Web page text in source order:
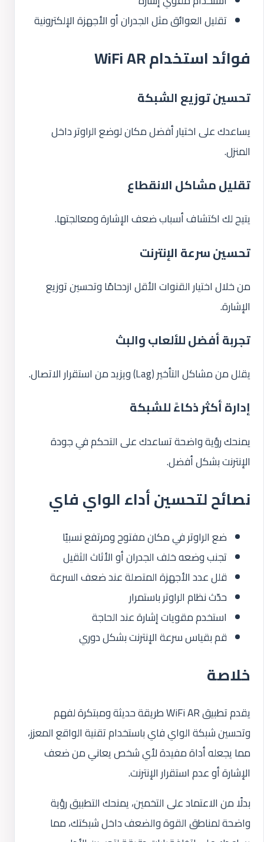
تقليل العوائق مثل الجدران أو الأجهزة الإلكترونية
فوائد استخدام WiFi AR
تحسين توزيع الشبكة
يساعدك على اختيار أفضل مكان لوضع الراوتر داخل
المنزل.
تقليل مشاكل الانقطاع
يتيح لك اكتشاف أسباب ضعف الإشارة ومعالجتها.
تحسين سرعة الإنترنت
من خلال اختيار القنوات الأقل ازدحامًا وتحسين توزيع
الإشارة.
تجربة أفضل للألعاب والبث
يقلل من مشاكل التأخير (Lag) ويزيد من استقرار الاتصال.
إدارة أكثر ذكاءً للشبكة
يمنحك رؤية واضحة تساعدك على التحكم في جودة
الإنترنت بشكل أفضل.
نصائح لتحسين أداء الواي فاي
ضع الراوتر في مكان مفتوح ومرتفع نسبيًا
تجنب وضعه خلف الجدران أو الأثاث الثقيل
قلل عدد الأجهزة المتصلة عند ضعف السرعة
حدّث نظام الراوتر باستمرار
استخدم مقويات إشارة عند الحاجة
قم بقياس سرعة الإنترنت بشكل دوري
خلاصة
يقدم تطبيق WiFi AR طريقة حديثة ومبتكرة لفهم
وتحسين شبكة الواي فاي باستخدام تقنية الواقع المعزز،
مما يجعله أداة مفيدة لأي شخص يعاني من ضعف
الإشارة أو عدم استقرار الإنترنت.
بدلًا من الاعتماد على التخمين، يمنحك التطبيق رؤية
واضحة لمناطق القوة والضعف داخل شبكتك، مما